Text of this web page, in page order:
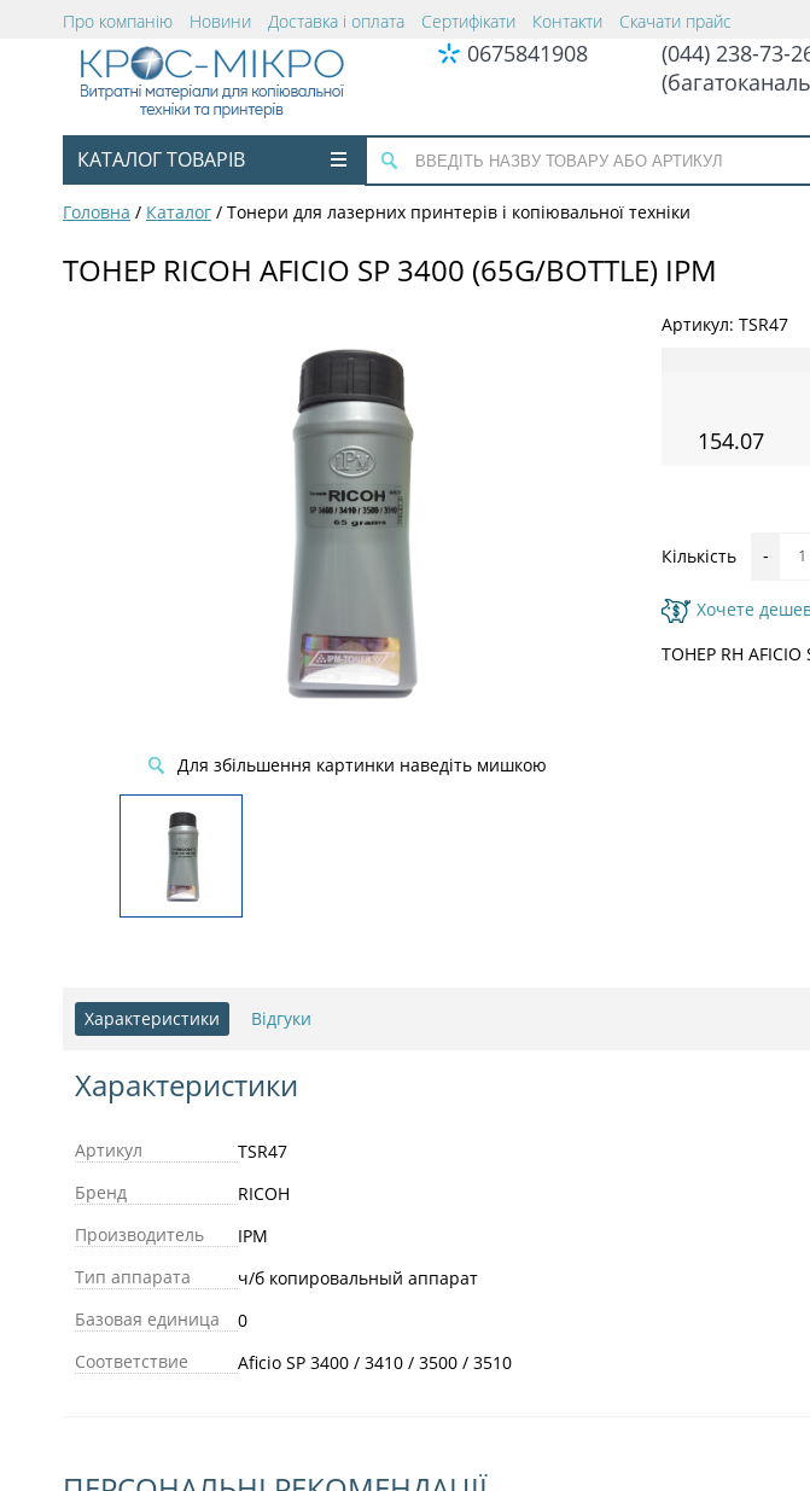
Про компанію Новини Доставка і оплата Сертифікати Контакти Скачати прайс
0675841908
(044) 238-73-
КАТАЛОГ ТОВАРІВ
Головна / Каталог / Тонери для лазерних принтерів і копіювальної техніки
ТОНЕР RICOH AFICIO SP 3400 (65G/BOTTLE) IPM
Для збільшення картинки наведіть мишкою
Артикул: TSR47
154.07
Кількість -
Хочете
ТОНЕР RH AFICIO
Характеристики Відгуки
Характеристики
Артикул
TSR47
Бренд
RICOH
Производитель
IPM
Тип аппарата
ч/б копировальный аппарат
Базовая единица
0
Соответствие
Aficio SP 3400 / 3410 / 3500 / 3510